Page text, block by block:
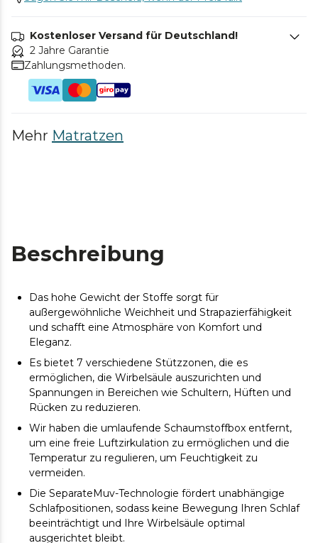
Kostenloser Versand für Deutschland!
2 Jahre Garantie
Zahlungsmethoden.
Mehr Matratzen
Beschreibung
Das hohe Gewicht der Stoffe sorgt für
außergewöhnliche Weichheit und Strapazierfähigkeit
und schafft eine Atmosphäre von Komfort und
Eleganz.
Es bietet 7 verschiedene Stützzonen, die es
ermöglichen, die Wirbelsäule auszurichten und
Spannungen in Bereichen wie Schultern, Hüften und
Rücken zu reduzieren.
Wir haben die umlaufende Schaumstoffbox entfernt,
um eine freie Luftzirkulation zu ermöglichen und die
Temperatur zu regulieren, um Feuchtigkeit zu
vermeiden.
Die SeparateMuv-Technologie fördert unabhängige
Schlafpositionen, sodass keine Bewegung Ihren Schlaf
beeinträchtigt und Ihre Wirbelsäule optimal
ausgerichtet bleibt.